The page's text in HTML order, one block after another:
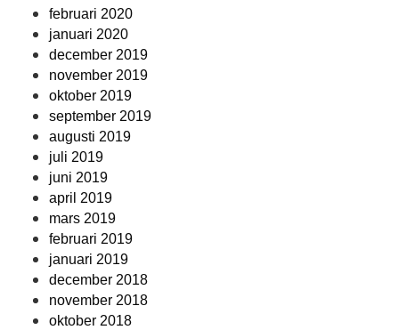
februari 2020
januari 2020
december 2019
november 2019
oktober 2019
september 2019
augusti 2019
juli 2019
juni 2019
april 2019
mars 2019
februari 2019
januari 2019
december 2018
november 2018
oktober 2018